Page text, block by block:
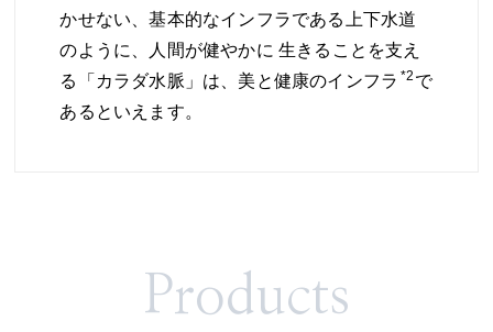
かせない、基本的なインフラである上下水道
のように、人間が健やかに 生きることを支え
る「カラダ水脈」は、美と健康のインフラ *2 で
あるといえます。
Products